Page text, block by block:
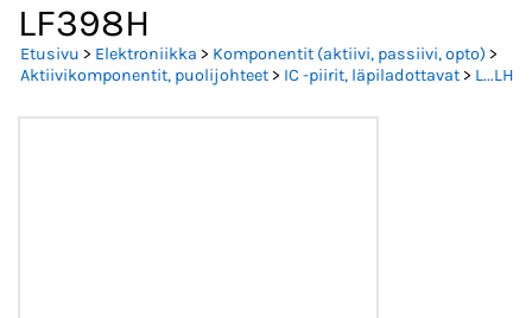
LF398H
Etusivu > Elektroniikka > Komponentit (aktiivi, passiivi, opto) >
Aktiivikomponentit, puolijohteet> IC -piirit, läpiladottavat> L...LH